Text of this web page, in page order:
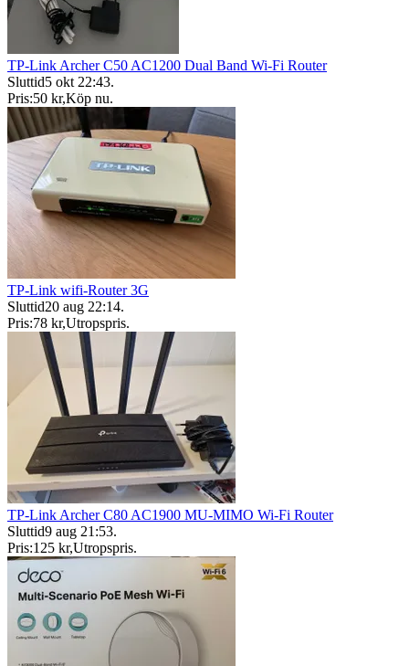
TP-Link Archer C50 AC1200 Dual Band Wi-Fi Router
Sluttid5 okt 22:43.
Pris:50 kr,Köp nu.
TP-Link wifi-Router 3G
Sluttid20 aug 22:14.
Pris:78 kr,Utropspris.
TP-Link Archer C80 AC1900 MU-MIMO Wi-Fi Router
Sluttid9 aug 21:53.
Pris:125 kr,Utropspris.